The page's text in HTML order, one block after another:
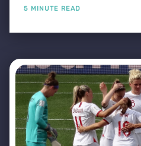
5 MINUTE READ